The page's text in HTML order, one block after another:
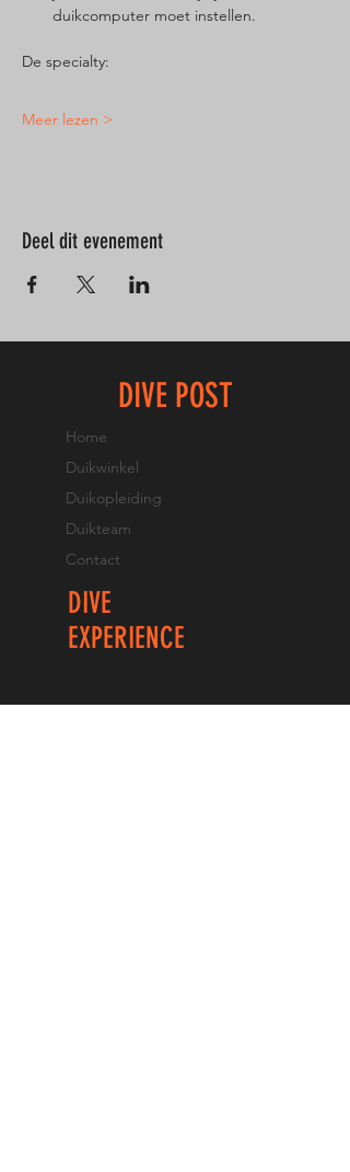
duikcomputer moet instellen.
De specialty:
Meer lezen >
Deel dit evenement
DIVE POST
Home
Duikwinkel
Duikopleiding
Duikteam
Contact
DIVE
EXPERIENCE